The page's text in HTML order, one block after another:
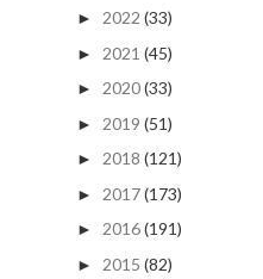
► 2022 (33)
► 2021 (45)
► 2020(33)
► 2019 (51)
► 2018 (121)
► 2017(173)
► 2016(191)
► 2015 (82)